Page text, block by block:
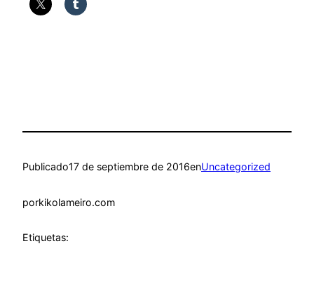
Publicado17 de septiembre de 2016enUncategorized
porkikolameiro.com
Etiquetas: